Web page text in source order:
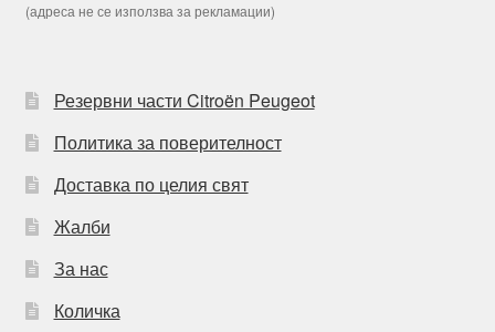
(адреса не се използва за рекламации)
Резервни части Citroën Peugeot
Политика за поверителност
Доставка по целия свят
Жалби
За нас
Количка